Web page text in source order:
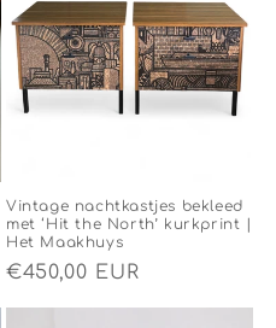
Vintage nachtkastjes bekleed
met ‘Hit the North’ kurkprint |
Het Maakhuys
Normale
€450,00 EUR